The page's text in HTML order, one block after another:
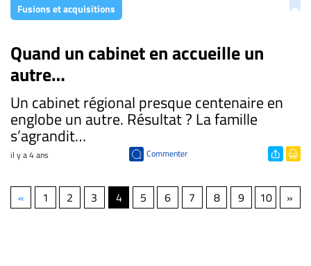
Fusions et acquisitions
Quand un cabinet en accueille un
autre…
Un cabinet régional presque centenaire en
englobe un autre. Résultat ? La famille
s’agrandit…
il y a 4 ans Commenter
« 1 2 3 4 5 6 7 8 9 10 »